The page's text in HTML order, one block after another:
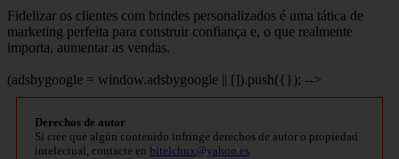
Fidelizar os clientes com brindes personalizados é uma tática de
marketing perfeita para construir confiança e, o que realmente
importa, aumentar as vendas.
(adsbygoogle = window.adsbygoogle || []).push({}); -->
Derechos de autor
Si cree que algún contenido infringe derechos de autor o propiedad
intelectual, contacte en bitelchux@yahoo.es.